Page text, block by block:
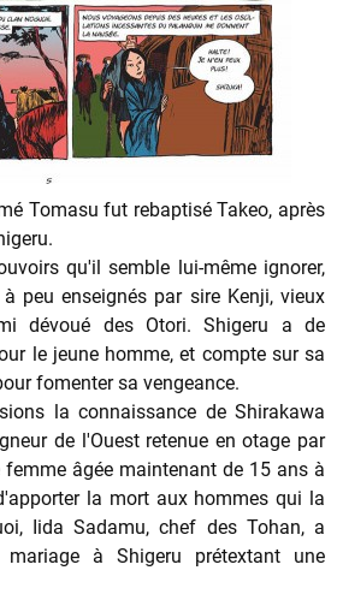
Tomasu fut rebaptisé Takeo, après
qu'il semble lui-même ignorer,
peu enseignés par sire Kenji, vieux
dévoué des Otori. Shigeru a de
le jeune homme, et compte sur sa
fomenter sa vengeance.
la connaissance de Shirakawa
de l'Ouest retenue en otage par
femme âgée maintenant de 15 ans à
la mort aux hommes qui la
Iida Sadamu, chef des Tohan, a
à Shigeru prétextant une